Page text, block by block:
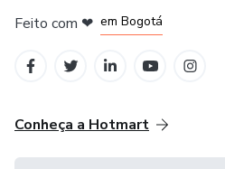
Feito com ❤ em Bogotá
Conheça a Hotmart